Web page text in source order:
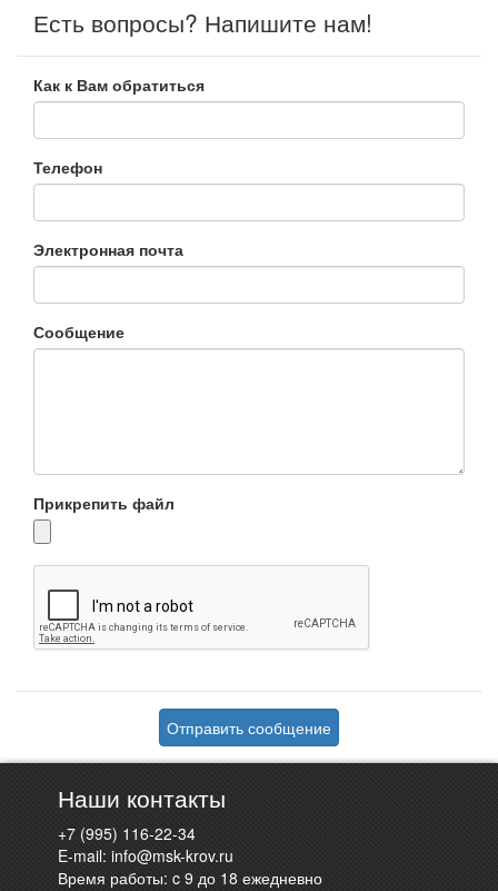
Есть вопросы? Напишите нам!
Как к Вам обратиться
Телефон
Электронная почта
Сообщение
Прикрепить файл
Отправить сообщение
Наши контакты
+7 (995) 116-22-34
E-mail:info@msk-krov.ru
Время работы: c 9 до 18 ежедневно